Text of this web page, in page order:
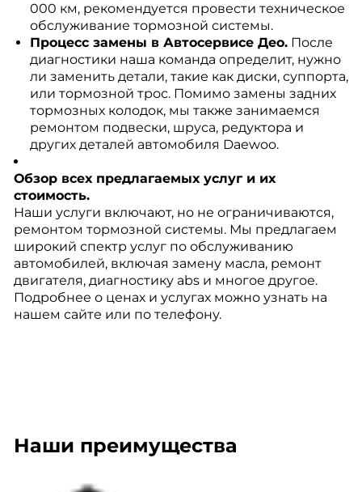
000 км, рекомендуется провести техническое
обслуживание тормозной системы.
Процесс замены в Автосервисе Део.После
диагностики наша команда определит, нужно
ли заменить детали, такие как диски, суппорта,
или тормозной трос. Помимо замены задних
тормозных колодок, мы также занимаемся
ремонтом подвески, шруса, редуктора и
других деталей автомобиля Daewoo.
Обзор всех предлагаемых услуг и их
стоимость.
Наши услуги включают, но не ограничиваются,
ремонтом тормозной системы. Мы предлагаем
широкий спектр услуг по обслуживанию
автомобилей, включая замену масла, ремонт
двигателя, диагностику abs и многое другое.
Подробнее о ценах и услугах можно узнать на
нашем сайте или по телефону.
Наши преимущества